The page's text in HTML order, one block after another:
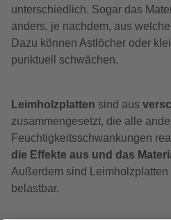
unterschiedlich. Sogar das
anders, je nachdem, aus
Dazu können Astlöcher oder
punktuell schwächen.
Leimholzplatten sind aus
zusammengesetzt, die alle
Feuchtigkeitsschwankungen
die Effekte aus und das
Außerdem sind Leimholzplatten
belastbar.